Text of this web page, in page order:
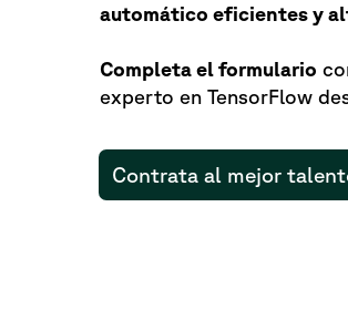
automático eficientes y
Completa el formulario
experto en TensorFlow
Contrata al mejor